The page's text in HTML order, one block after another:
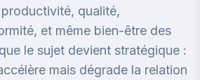
qualité,
et même bien-être des
le sujet devient stratégique :
mais dégrade la relation